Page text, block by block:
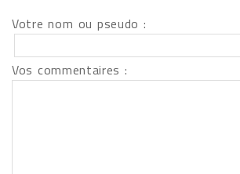
Votre nom ou pseudo :
Vos commentaires :